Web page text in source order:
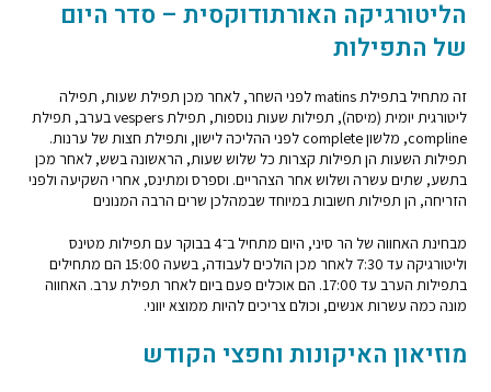
הליטורגיקה האורתודוקסית – סדר היום
של התפילות
זה מתחיל בתפילת matins לפני השחר, לאחר מכן תפילת שעות, תפילה
ליטורגית יומית (מיסה), תפילות שעות נוספות, תפילת vespers בערב, תפילת
compline, מלשון complete לפני ההליכה לישון, ותפילת חצות של ערנות.
תפילות השעות הן תפילות קצרות כל שלוש שעות, הראשונה בשש, לאחר מכן
בתשע, שתים עשרה ושלוש אחר הצהריים. וספרס ומתינס, אחרי השקיעה ולפני
הזריחה, הן תפילות חשובות במיוחד שבמהלכן שרים הרבה המנונים
מבחינת האחווה של הר סיני, היום מתחיל ב־4 בבוקר עם תפילות מטינס
וליטורגיקה עד 7:30 לאחר מכן הולכים לעבודה, בשעה 15:00 הם מתחילים
בתפילות הערב עד 17:00. הם אוכלים פעם ביום לאחר תפילת ערב. האחווה
מונה כמה עשרות אנשים, וכולם צריכים להיות ממוצא יווני.
מוזיאון האיקונות וחפצי הקודש